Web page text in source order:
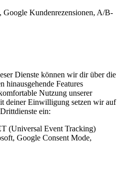
Kundenrezensionen, A/B-
Dienste können wir dir über die
hinausgehende Features
Nutzung unserer
deiner Einwilligung setzen wir auf
ein:
(Universal Event Tracking)
Google Consent Mode,